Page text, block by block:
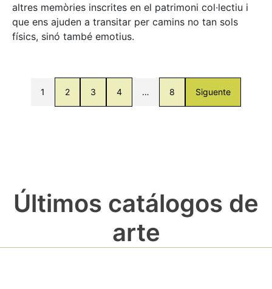
altres memòries inscrites en el patrimoni col·lectiu i
que ens ajuden a transitar per camins no tan sols
físics, sinó també emotius.
1 2 3 4 … 8 Siguente
Últimos catálogos de
arte